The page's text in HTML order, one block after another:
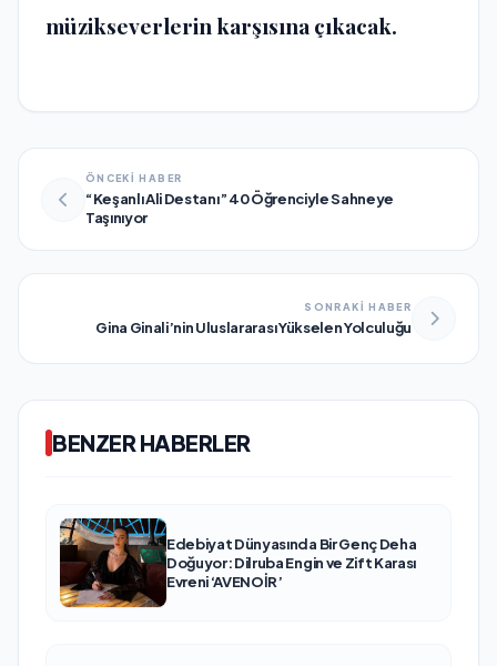
müzikseverlerin karşısına çıkacak.
ÖNCEKİ HABER
“Keşanlı Ali Destanı” 40 Öğrenciyle Sahneye
Taşınıyor
SONRAKİ HABER
Gina Ginali’nin Uluslararası Yükselen Yolculuğu
BENZER HABERLER
Edebiyat Dünyasında Bir Genç Deha
Doğuyor: Dilruba Engin ve Zift Karası
Evreni ‘AVENOİR’